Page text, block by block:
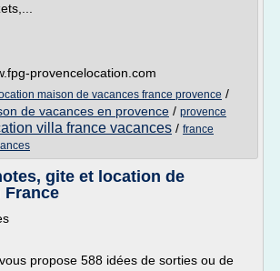
provencelocation.com
maison de vacances france provence /
de vacances en provence / provence
villa france vacances / france
gite et location de
France
propose 588 idées de sorties ou de